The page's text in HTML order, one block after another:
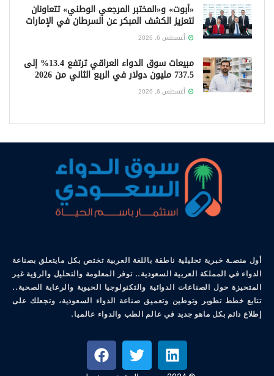
«أبوت» و«المختبر المرجعي الوطني» تتعاونان
لتعزيز الكشف المبكر عن السرطان في الإمارات
أغسطس 6, 2026
مبيعات سوق الدواء العراقي ترتفع 13.4% إلى
737.5 مليون دولار في الربع الثاني من 2026
أغسطس 6, 2026
أول منصـة خبرية تحليلية ناطقة باللغة العربية تختص بكل مايتعلق بصناعة
الدواء في المملكة العربية السعودية.. توفر المعلومة والتحليل والرؤية غير
المتحيزة حول الصناعات الدوائية والتكنولوجيا الحيوية والرعاية الصحية..
تتابع خطط تطوير وتوطين وتعميق صناعة الدواء السعودية، وتجعلك على
إطلاع دائم بكل ماهو جديد في عالم الطب والدواء عالميا.